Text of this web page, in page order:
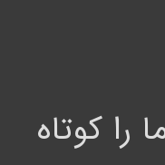
را کوتاه